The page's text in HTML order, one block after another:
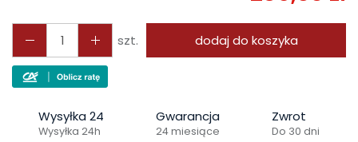
szt. dodaj do koszyka
Wysyłka 24
Wysyłka 24h
Gwarancja
24 miesiące
Zwrot
Do 30 dni